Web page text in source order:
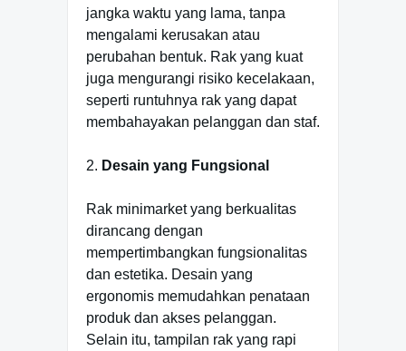
jangka waktu yang lama, tanpa
mengalami kerusakan atau
perubahan bentuk. Rak yang kuat
juga mengurangi risiko kecelakaan,
seperti runtuhnya rak yang dapat
membahayakan pelanggan dan staf.
2. Desain yang Fungsional
Rak minimarket yang berkualitas
dirancang dengan
mempertimbangkan fungsionalitas
dan estetika. Desain yang
ergonomis memudahkan penataan
produk dan akses pelanggan.
Selain itu, tampilan rak yang rapi